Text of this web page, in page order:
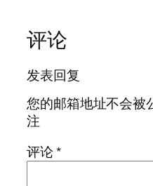
评论
发表回复
您的邮箱地址不会被
注
评论*